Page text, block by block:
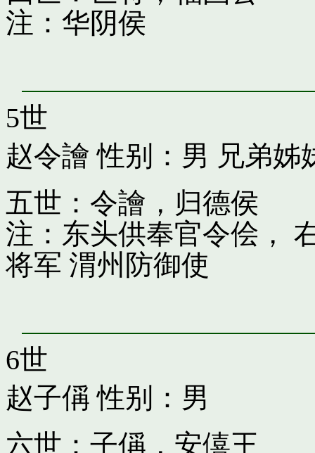
注：华阴侯
5世
赵令譮 性别：男 兄弟姊
五世：令譮，归德侯
注：东头供奉官令侩，
将军 渭州防御使
6世
赵子偁 性别：男
六世：子偁，安僖王